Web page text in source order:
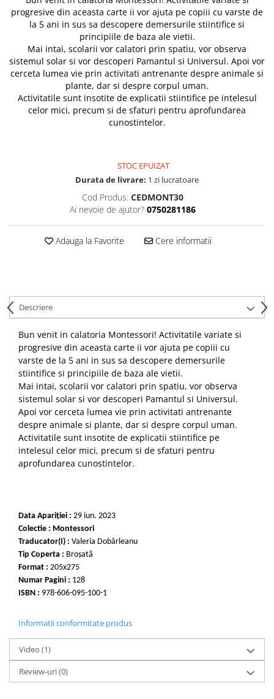
progresive din aceasta carte ii vor ajuta pe copiii cu varste de
la 5 ani in sus sa descopere demersurile stiintifice si
principiile de baza ale vietii.
Mai intai, scolarii vor calatori prin spatiu, vor observa
sistemul solar si vor descoperi Pamantul si Universul. Apoi vor
cerceta lumea vie prin activitati antrenante despre animale si
plante, dar si despre corpul uman.
Activitatile sunt insotite de explicatii stiintifice pe intelesul
celor mici, precum si de sfaturi pentru aprofundarea
cunostintelor.
STOC EPUIZAT
Durata de livrare: 1 zi lucratoare
Cod Produs: CEDMONT30
Ai nevoie de ajutor? 0750281186
Adauga la Favorite Cere informatii
Descriere
Bun venit in calatoria Montessori! Activitatile variate si
progresive din aceasta carte ii vor ajuta pe copiii cu
varste de la 5 ani in sus sa descopere demersurile
stiintifice si principiile de baza ale vietii.
Mai intai, scolarii vor calatori prin spatiu, vor observa
sistemul solar si vor descoperi Pamantul si Universul.
Apoi vor cerceta lumea vie prin activitati antrenante
despre animale si plante, dar si despre corpul uman.
Activitatile sunt insotite de explicatii stiintifice pe
intelesul celor mici, precum si de sfaturi pentru
aprofundarea cunostintelor.
Data Apariției : 29 iun. 2023
Colectie : Montessori
Traducator(I) : Valeria Dobârleanu
Tip Coperta : Broșată
Format : 205x275
Numar Pagini : 128
ISBN : 978-606-095-100-1
Informatii conformitate produs
Video (1)
Review-uri(0)